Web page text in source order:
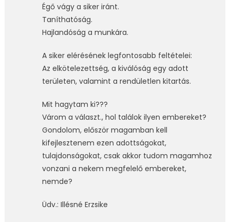
Égő vágy a siker iránt.
Taníthatóság.
Hajlandóság a munkára.
A siker elérésének legfontosabb feltételei:
Az elkötelezettség, a kiválóság egy adott
területen, valamint a rendületlen kitartás.
Mit hagytam ki???
Várom a választ., hol találok ilyen embereket?
Gondolom, először magamban kell
kifejlesztenem ezen adottságokat,
tulajdonságokat, csak akkor tudom magamhoz
vonzani a nekem megfelelő embereket,
nemde?
Üdv.: Illésné Erzsike